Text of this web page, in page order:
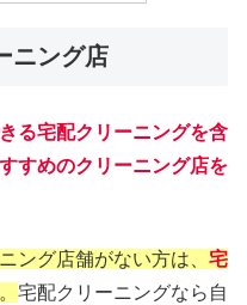
ニング店
る宅配クリーニングを含
すめのクリーニング店を
ング店舗がない方は、 宅
宅配クリーニングなら自